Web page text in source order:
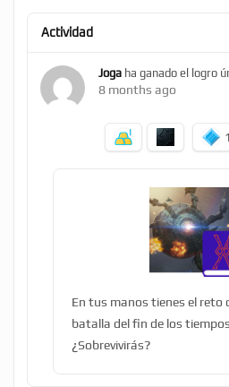
Actividad
Joga ha ganado el logro
8 months ago
En tus manos tienes el reto
batalla del fin de los
¿Sobrevivirás?